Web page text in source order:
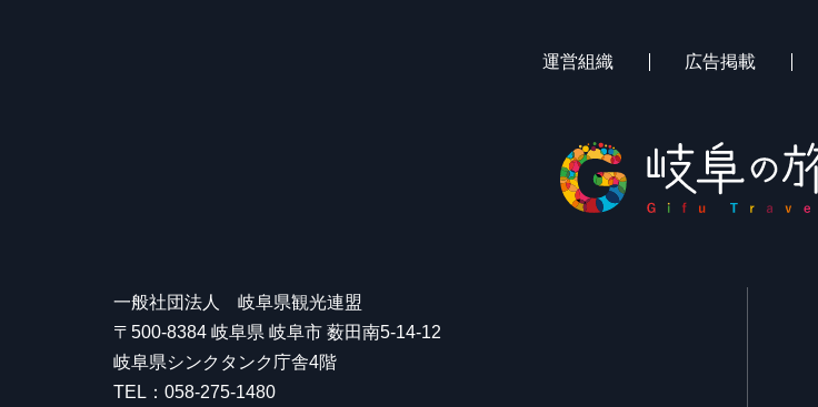
運営組織 広告掲載
一般社団法人 岐阜県観光連盟
〒500-8384 岐阜県 岐阜市 薮田南5-14-12
岐阜県シンクタンク庁舎4階
TEL：058-275-1480